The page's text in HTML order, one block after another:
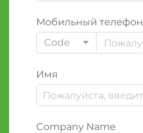
Мобильный телефон
Code
Имя
Company Name